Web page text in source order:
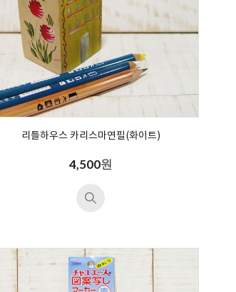
리틀하우스 카리스마연필(화이트)
4,500원